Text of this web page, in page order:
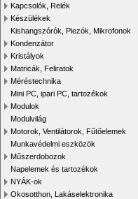
Kapcsolók, Relék
Készülékek
Kishangszórók, Piezók, Mikrofonok
Kondenzátor
Kristályok
Matricák, Feliratok
Méréstechnika
Mini PC, ipari PC, tartozékok
Modulok
Modulvilág
Motorok, Ventilátorok, Fűtőelemek
Munkavédelmi eszközök
Műszerdobozok
Napelemek és tartozékok
NYÁK-ok
Okosotthon, Lakáselektronika